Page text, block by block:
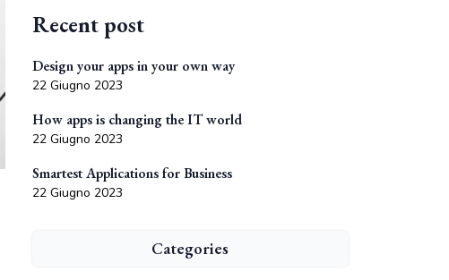
Recent post
Design your apps in your own way
22 Giugno 2023
How apps is changing the IT world
22 Giugno 2023
Smartest Applications for Business
22 Giugno 2023
Categories